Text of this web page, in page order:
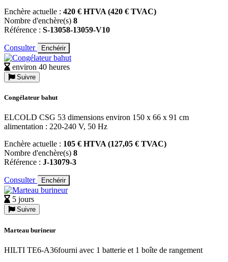
Enchère actuelle : 420 € HTVA (420 € TVAC)
Nombre d'enchère(s) 8
Référence : S-13058-13059-V10
Consulter Enchérir
environ 40 heures
Suivre
Congélateur bahut
ELCOLD CSG 53 dimensions environ 150 x 66 x 91 cm
alimentation : 220-240 V, 50 Hz
Enchère actuelle : 105 € HTVA (127,05 € TVAC)
Nombre d'enchère(s) 8
Référence : J-13079-3
Consulter Enchérir
5 jours
Suivre
Marteau burineur
HILTI TE6-A36fourni avec 1 batterie et 1 boîte de rangement